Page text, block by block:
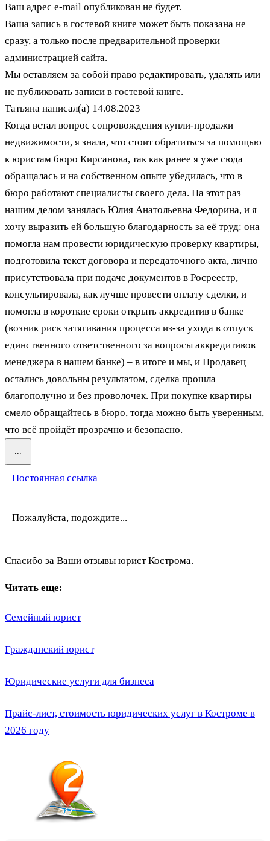
Ваш адрес e-mail опубликован не будет.
Ваша запись в гостевой книге может быть показана не
сразу, а только после предварительной проверки
администрацией сайта.
Мы оставляем за собой право редактировать, удалять или
не публиковать записи в гостевой книге.
Татьяна написал(а) 14.08.2023
Когда встал вопрос сопровождения купли-продажи
недвижимости, я знала, что стоит обратиться за помощью
к юристам бюро Кирсанова, так как ранее я уже сюда
обращалась и на собственном опыте убедилась, что в
бюро работают специалисты своего дела. На этот раз
нашим делом занялась Юлия Анатольевна Федорина, и я
хочу выразить ей большую благодарность за её труд: она
помогла нам провести юридическую проверку квартиры,
подготовила текст договора и передаточного акта, лично
присутствовала при подаче документов в Росреестр,
консультировала, как лучше провести оплату сделки, и
помогла в короткие сроки открыть аккредитив в банке
(возник риск затягивания процесса из-за ухода в отпуск
единственного ответственного за вопросы аккредитивов
менеджера в нашем банке) – в итоге и мы, и Продавец
остались довольны результатом, сделка прошла
благополучно и без проволочек. При покупке квартиры
смело обращайтесь в бюро, тогда можно быть уверенным,
что всё пройдёт прозрачно и безопасно.
...
в
Постоянная ссылка
Пожалуйста, подождите...
Спасибо за Ваши отзывы юрист Кострома.
Читать еще:
Семейный юрист
Гражданский юрист
Юридические услуги для бизнеса
Прайс-лист, стоимость юридических услуг в Костроме в
2026 году